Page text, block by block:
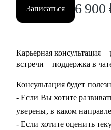
Записаться 6 900
Карьерная консультация
встречи + поддержка в
Консультация будет
- Если Вы хотите
уверены, в каком
- Если хотите оценить